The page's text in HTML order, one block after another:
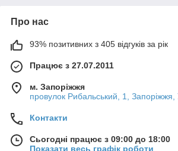
Про нас
93% позитивних з 405 відгуків за рік
Працює з 27.07.2011
м. Запоріжжя
провулок Рибальський, 1, Запоріжжя,
Контакти
Сьогодні працює з 09:00 до 18:00
Показати весь графік роботи